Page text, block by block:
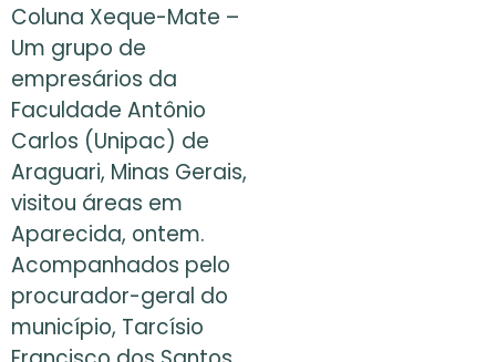
Coluna Xeque-Mate –
Um grupo de
empresários da
Faculdade Antônio
Carlos (Unipac) de
Araguari, Minas Gerais,
visitou áreas em
Aparecida, ontem.
Acompanhados pelo
procurador-geral do
município, Tarcísio